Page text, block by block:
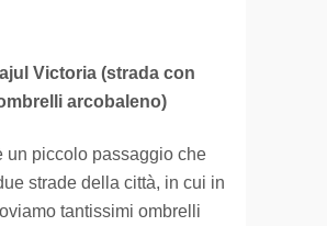
Victoria (strada con
arcobaleno)
un piccolo passaggio che
strade della città, in cui in
tantissimi ombrelli